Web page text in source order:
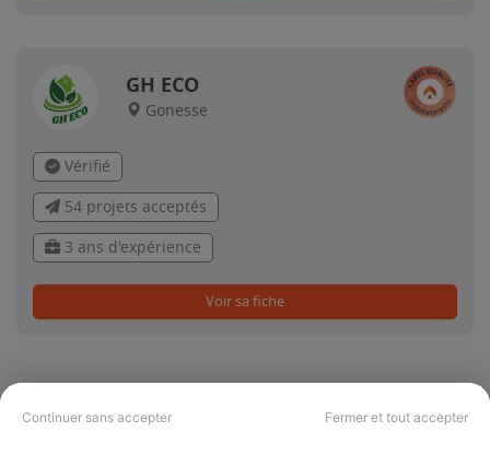
Continuer sans accepter Fermer et tout accepter
GH ECO
Gonesse
Vérifié
54 projets acceptés
3 ans d'expérience
Voir sa fiche